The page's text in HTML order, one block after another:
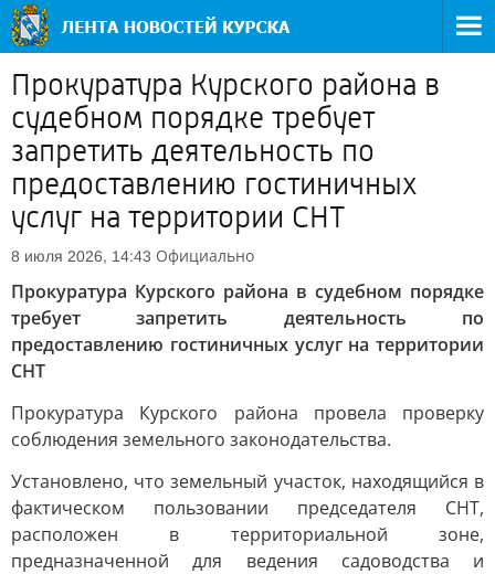
Прокуратура Курского района в
судебном порядке требует
запретить деятельность по
предоставлению гостиничных
услуг на территории СНТ
8 июля 2026, 14:43 Официально
Прокуратура Курского района в судебном порядке
требует запретить деятельность по
предоставлению гостиничных услуг на территории
СНТ
Прокуратура Курского района провела проверку
соблюдения земельного законодательства.
Установлено, что земельный участок, находящийся в
фактическом пользовании председателя СНТ,
расположен в территориальной зоне,
предназначенной для ведения садоводства и